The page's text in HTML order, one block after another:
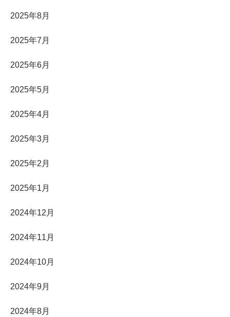
2025年8月
2025年7月
2025年6月
2025年5月
2025年4月
2025年3月
2025年2月
2025年1月
2024年12月
2024年11月
2024年10月
2024年9月
2024年8月